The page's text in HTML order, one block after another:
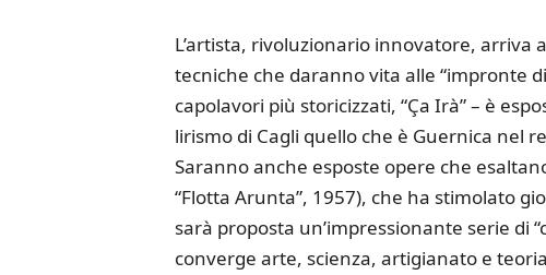
L’artista, rivoluzionario innovatore,
tecniche che daranno vita alle “impronte
capolavori più storicizzati, “Ça Irà” – è
lirismo di Cagli quello che è Guernica nel
Saranno anche esposte opere che
“Flotta Arunta”, 1957), che ha stimolato
sarà proposta un’impressionante serie di
converge arte, scienza, artigianato e